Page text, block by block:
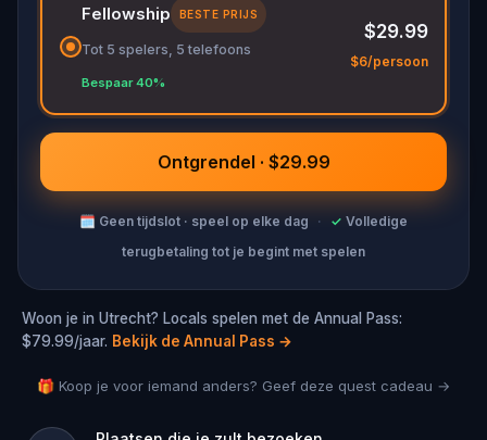
Fellowship BESTE PRIJS
Tot 5 spelers, 5 telefoons
Bespaar 40%
$29.99
$6/persoon
Ontgrendel · $29.99
🗓 Geen tijdslot · speel op elke dag · ✓ Volledige
terugbetaling tot je begint met spelen
Woon je in Utrecht? Locals spelen met de Annual Pass:
$79.99/jaar. Bekijk de Annual Pass →
🎁 Koop je voor iemand anders? Geef deze quest cadeau →